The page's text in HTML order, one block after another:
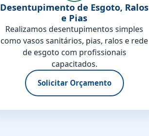
Desentupimento de Esgoto, Ralos
e Pias
Realizamos desentupimentos simples
como vasos sanitários, pias, ralos e rede
de esgoto com profissionais
capacitados.
Solicitar Orçamento